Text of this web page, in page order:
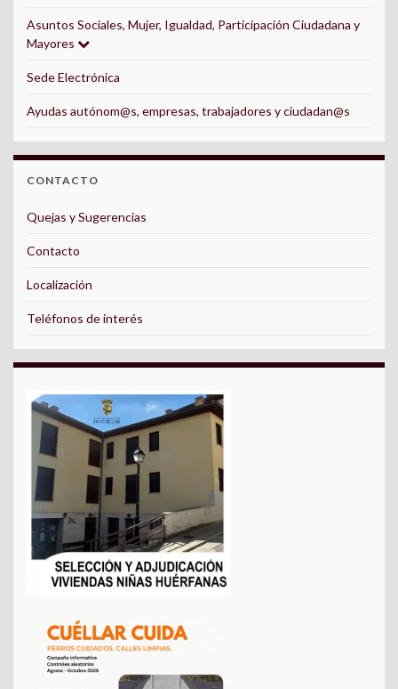
Asuntos Sociales, Mujer, Igualdad, Participación Ciudadana y
Mayores
Sede Electrónica
Ayudas autónom@s, empresas, trabajadores y ciudadan@s
CONTACTO
Quejas y Sugerencias
Contacto
Localización
Teléfonos de interés